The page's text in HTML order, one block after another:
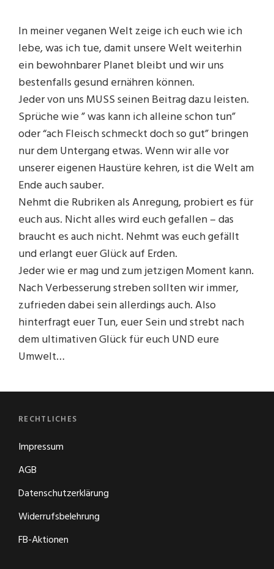
In meiner veganen Welt zeige ich euch wie ich
lebe, was ich tue, damit unsere Welt weiterhin
ein bewohnbarer Planet bleibt und wir uns
bestenfalls gesund ernähren können.
Jeder von uns MUSS seinen Beitrag dazu leisten.
Sprüche wie ” was kann ich alleine schon tun”
oder “ach Fleisch schmeckt doch so gut” bringen
nur dem Untergang etwas. Wenn wir alle vor
unserer eigenen Haustüre kehren, ist die Welt am
Ende auch sauber.
Nehmt die Rubriken als Anregung, probiert es für
euch aus. Nicht alles wird euch gefallen – das
braucht es auch nicht. Nehmt was euch gefällt
und erlangt euer Glück auf Erden.
Jeder wie er mag und zum jetzigen Moment kann.
Nach Verbesserung streben sollten wir immer,
zufrieden dabei sein allerdings auch. Also
hinterfragt euer Tun, euer Sein und strebt nach
dem ultimativen Glück für euch UND eure
Umwelt…
RECHTLICHES
Impressum
AGB
Datenschutzerklärung
Widerrufsbelehrung
FB-Aktionen